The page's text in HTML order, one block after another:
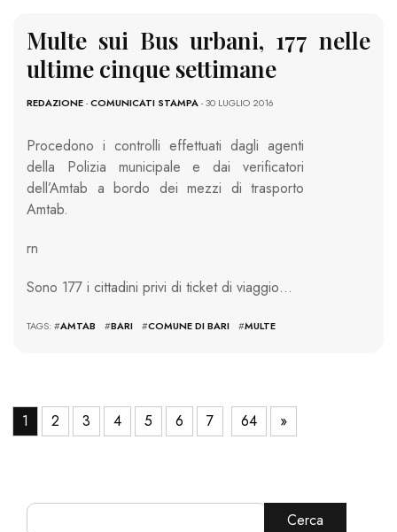
Multe sui Bus urbani, 177 nelle
ultime cinque settimane
REDAZIONE-COMUNICATI STAMPA- 30 LUGLIO 2016
Procedono i controlli effettuati dagli agenti
della Polizia municipale e dai verificatori
dell’Amtab a bordo dei mezzi di trasporto
Amtab.
rn
Sono 177 i cittadini privi di ticket di viaggio…
TAGS: #AMTAB #BARI #COMUNE DI BARI #MULTE
1 2 3 4 5 6 7 64 »
Cerca